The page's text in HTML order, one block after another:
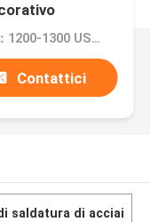
Prezzo：1200-1300 USD PER TON
Contattici
saldatura di acciai